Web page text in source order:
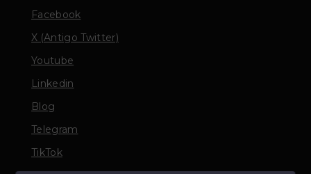
Facebook
X (Antigo Twitter)
Youtube
Linkedin
Blog
Telegram
TikTok